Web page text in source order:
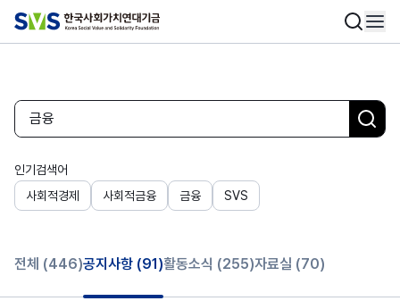
인기검색어
사회적경제
사회적금융 금융 SVS
전체 (446)공지사항 (91)활동소식 (255)자료실 (70)